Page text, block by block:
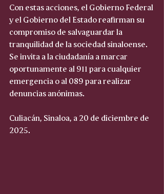
Con estas acciones, el Gobierno Federal
y el Gobierno del Estado reafirman su
compromiso de salvaguardar la
tranquilidad de la sociedad sinaloense.
Se invita a la ciudadanía a marcar
oportunamente al 911 para cualquier
emergencia o al 089 para realizar
denuncias anónimas.
Culiacán, Sinaloa, a 20 de diciembre de
2025.